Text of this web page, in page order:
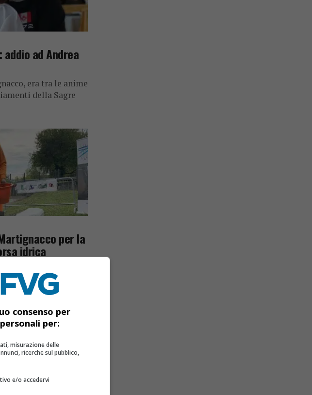
addio ad Andrea
era tra le anime
della Sagre
per la
idrica
e per fare agricoltura
sprechi"
consenso per
per:
misurazione delle
ricerche sul pubblico,
e/o accedervi